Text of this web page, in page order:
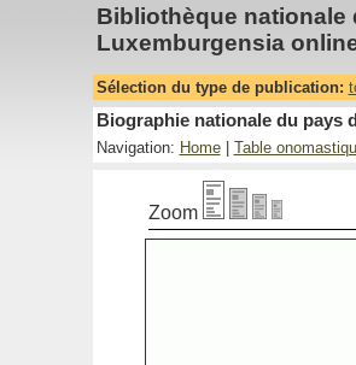
Bibliothèque nationale
Luxemburgensia
Sélection du type de publication:
Biographie nationale du pays
Navigation: Home| Table
Zoom